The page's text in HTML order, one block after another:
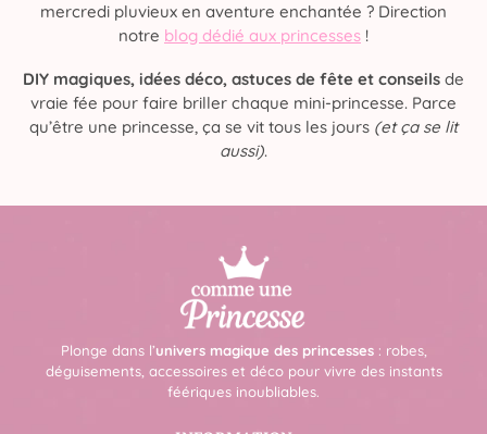
mercredi pluvieux en aventure enchantée ? Direction
notre blog dédié aux princesses !
DIY magiques, idées déco, astuces de fête et conseils de
vraie fée pour faire briller chaque mini-princesse. Parce
qu’être une princesse, ça se vit tous les jours (et ça se lit
aussi).
Plonge dans l’univers magique des princesses: robes,
déguisements, accessoires et déco pour vivre des instants
féériques inoubliables.